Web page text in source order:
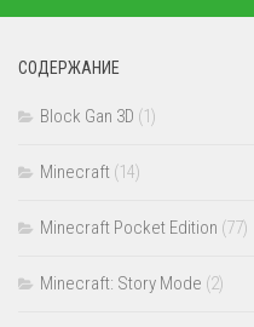
СОДЕРЖАНИЕ
Block Gan 3D (1)
Minecraft (14)
Minecraft Pocket Edition (77)
Minecraft: Story Mode (2)